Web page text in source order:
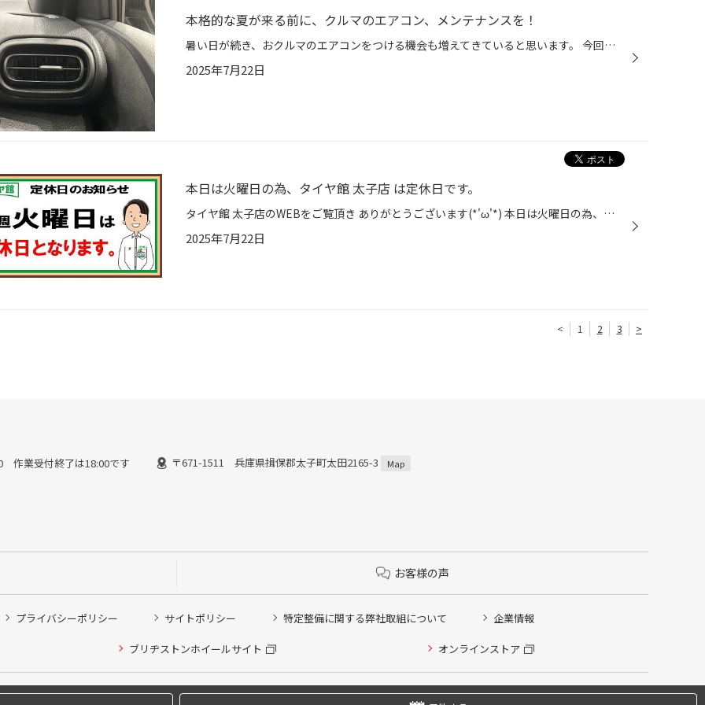
本格的な夏が来る前に、クルマのエアコン、メンテナンスを！
暑い日が続き、おクルマのエアコンをつける機会も増えてきていると思います。 今回は暑い夏に向けた、おクルマのエアコン向け、おススメ商品のご紹介です！ 【おクルマのエアコン、メンテナンスにオススメ商品！】 エアコンには、コンプレッサーという、エアコンを動かす心臓のようなものがあり、 ...
2025年7月22日
本日は火曜日の為、タイヤ館 太子店 は定休日です。
タイヤ館 太子店のWEBをご覧頂き ありがとうございます(*'ω'*) 本日は火曜日の為、定休日となります♪ 11月13日（水曜日） 朝10:30～より営業致します。 "メール" での相談、お見積り実施中☆ 下記のリンクより 車種・車両型式・希望商品等 を (タイヤの場合はタイヤサイズも) ご記入の上お気軽にご相...
2025年7月22日
< 1 2 3 >
作業受付終了は18:00です 〒671-1511 兵庫県揖保郡太子町太田2165-3 Map
お客様の声
プライバシーポリシー サイトポリシー 特定整備に関する弊社取組について 企業情報
ブリヂストンホイールサイト オンラインストア
ット作業の予約
のクローク契約会員の方はこちらを選択ください
はご利用いただけません